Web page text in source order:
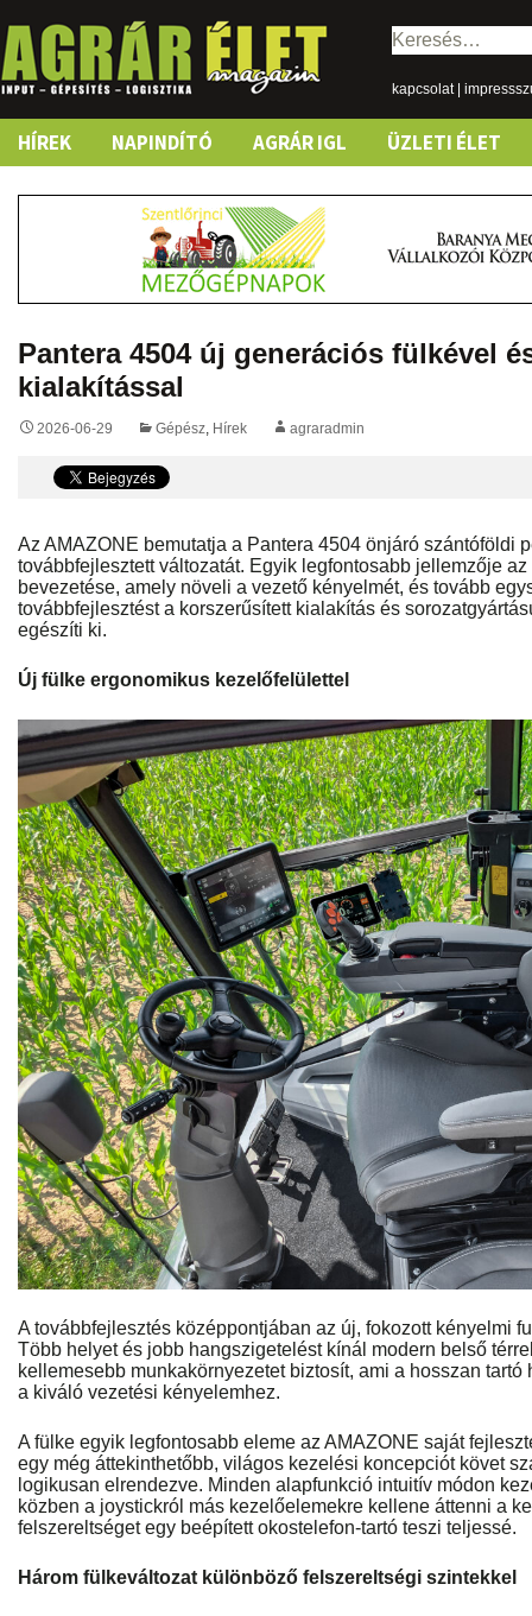
Keresés:
kapcsolat|
Skip
content
HÍREK NAPINDÍTÓ AGRÁR IGL ÜZLETI ÉLET
Pantera 4504 új generációs fülkével
kialakítással
2026-06-29 Gépész, Hírek agraradmin
Az AMAZONE bemutatja a Pantera 4504 önjáró szántóföldi
továbbfejlesztett változatát. Egyik legfontosabb jellemzője
bevezetése, amely növeli a vezető kényelmét, és tovább
továbbfejlesztést a korszerűsített kialakítás és
egészíti ki.
Új fülke ergonomikus kezelőfelülettel
A továbbfejlesztés középpontjában az új, fokozott kényelmi
Több helyet és jobb hangszigetelést kínál modern belső
kellemesebb munkakörnyezetet biztosít, ami a hosszan
a kiváló vezetési kényelemhez.
A fülke egyik legfontosabb eleme az AMAZONE saját
egy még áttekinthetőbb, világos kezelési koncepciót követ
logikusan elrendezve. Minden alapfunkció intuitív módon
közben a joystickról más kezelőelemekre kellene áttenni a
felszereltséget egy beépített okostelefon-tartó teszi teljessé.
Három fülkeváltozat különböző felszereltségi szintekkel